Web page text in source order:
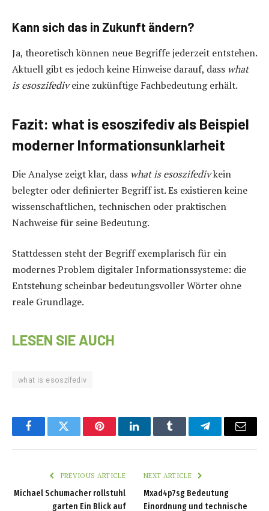
Kann sich das in Zukunft ändern?
Ja, theoretisch können neue Begriffe jederzeit entstehen.
Aktuell gibt es jedoch keine Hinweise darauf, dass what
is esoszifediveine zukünftige Fachbedeutung erhält.
Fazit: what is esoszifediv als Beispiel
moderner Informationsunklarheit
Die Analyse zeigt klar, dass what is esoszifedivkein
belegter oder definierter Begriff ist. Es existieren keine
wissenschaftlichen, technischen oder praktischen
Nachweise für seine Bedeutung.
Stattdessen steht der Begriff exemplarisch für ein
modernes Problem digitaler Informationssysteme: die
Entstehung scheinbar bedeutungsvoller Wörter ohne
reale Grundlage.
LESEN SIE AUCH
what is esoszifediv
FacebookTwitter PinterestLinkedInTumblr TelegramEmail
PREVIOUS ARTICLE
Michael Schumacher rollstuhl
garten Ein Blick auf
NEXT ARTICLE
Mxad4p7sg Bedeutung
Einordnung und technische